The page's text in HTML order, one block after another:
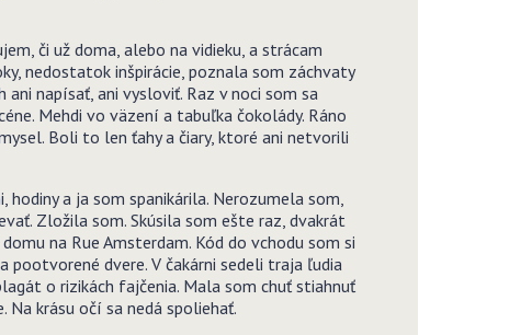
či už doma, alebo na vidieku, a strácam
nedostatok inšpirácie, poznala som záchvaty
napísať, ani vysloviť. Raz v noci som sa
Mehdi vo väzení a tabuľka čokolády. Ráno
Boli to len ťahy a čiary, ktoré ani netvorili
a ja som spanikárila. Nerozumela som,
Zložila som. Skúsila som ešte raz, dvakrát
na Rue Amsterdam. Kód do vchodu som si
pootvorené dvere. V čakárni sedeli traja ľudia
o rizikách fajčenia. Mala som chuť stiahnuť
krásu očí sa nedá spoliehať.